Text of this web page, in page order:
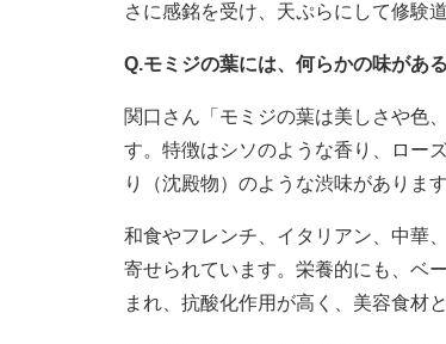
さに感銘を受け、天ぷらにして修験
Q.モミジの葉には、何らかの味があ
関口さん「モミジの葉は美しさや色
す。特徴はシソのような香り、ロー
り（沈殿物）のような渋味があります
和食やフレンチ、イタリアン、中華
寄せられています。栄養的にも、ベ
まれ、抗酸化作用が高く、美容食材